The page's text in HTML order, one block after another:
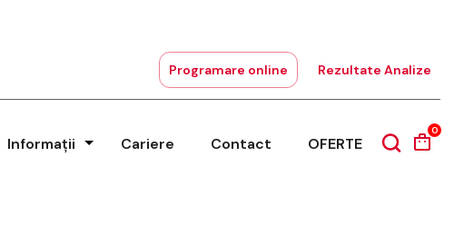
Programare online Rezultate Analize
Informații Cariere Contact OFERTE
0